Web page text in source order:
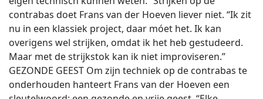
contrabas doet Frans van der Hoeven liever niet. “Ik zit
nu in een klassiek project, daar móet het. Ik kan
overigens wel strijken, omdat ik het heb gestudeerd.
Maar met de strijkstok kan ik niet improviseren.”
GEZONDE GEEST Om zijn techniek op de contrabas te
onderhouden hanteert Frans van der Hoeven een